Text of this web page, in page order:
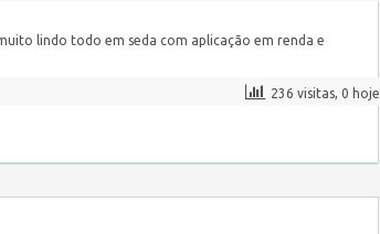
lindo todo em seda com aplicação em renda e
236 visitas, 0 hoje